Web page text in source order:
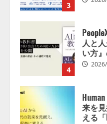
3
4
人と
い方
来を
える